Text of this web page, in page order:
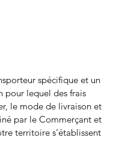
spécifique et un
pour lequel des frais
le mode de livraison et
par le Commerçant et
territoire s’établissent